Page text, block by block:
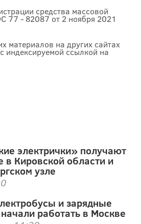
средства массовой
- 82087 от 2 ноября 2021
материалов на других сайтах
индексируемой ссылкой на
электрички» получают
в Кировской области и
узле
и зарядные
работать в Москве